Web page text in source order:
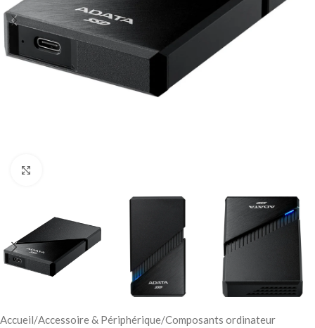
Accueil/Accessoire & Périphérique/Composants ordinateur